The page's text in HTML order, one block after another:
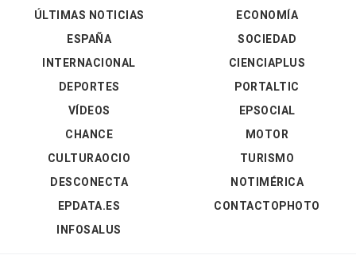
ÚLTIMAS NOTICIAS
ESPAÑA
INTERNACIONAL
DEPORTES
VÍDEOS
ECONOMÍA
SOCIEDAD
CIENCIAPLUS
PORTALTIC
EPSOCIAL
CHANCE
CULTURAOCIO
DESCONECTA
EPDATA.ES
INFOSALUS
MOTOR
TURISMO
NOTIMÉRICA
CONTACTOPHOTO